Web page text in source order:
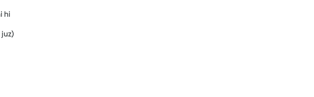
hi